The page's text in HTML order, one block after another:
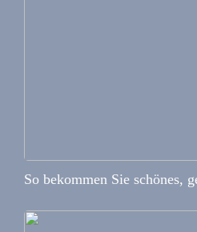
So bekommen Sie schönes,